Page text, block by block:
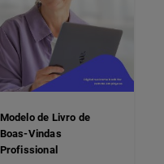
Modelo de Livro de
Boas-Vindas
Profissional